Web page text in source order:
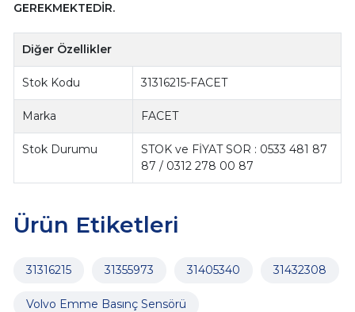
GEREKMEKTEDİR.
Diğer Özellikler
Stok Kodu 31316215-FACET
Marka FACET
Stok Durumu
STOK ve FİYAT SOR : 0533 481 87
87 / 0312 278 00 87
Ürün Etiketleri
31316215 31355973 31405340 31432308
Volvo Emme Basınç Sensörü